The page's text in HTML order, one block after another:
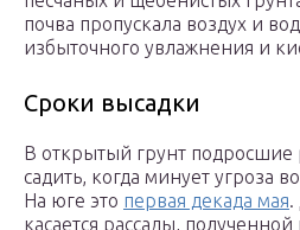
почва пропускала воздух и
избыточного увлажнения и
Сроки высадки
В открытый грунт подросшие
садить, когда минует угроза
На юге это первая декада мая.
касается рассады,